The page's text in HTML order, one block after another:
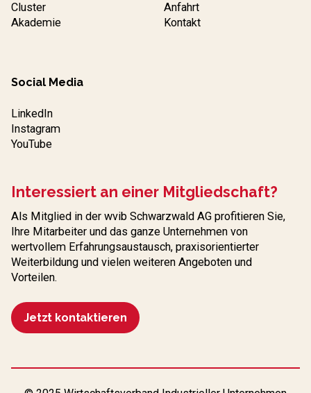
Cluster
Akademie
Anfahrt
Kontakt
Social Media
LinkedIn
Instagram
YouTube
Interessiert an einer Mitgliedschaft?
Als Mitglied in der wvib Schwarzwald AG profitieren Sie,
Ihre Mitarbeiter und das ganze Unternehmen von
wertvollem Erfahrungs­austausch, praxisorientierter
Weiterbildung und vielen weiteren Angeboten und
Vorteilen.
Jetzt kontaktieren